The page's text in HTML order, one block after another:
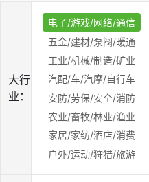
大行
业：
电子/游戏/网络/通信
五金/建材/泵阀/暖通
工业/机械/制造/矿业
汽配/车/汽摩/自行车
安防/劳保/安全/消防
农业/畜牧/林业/渔业
家居/家纺/酒店/消费
户外/运动/狩猎/旅游